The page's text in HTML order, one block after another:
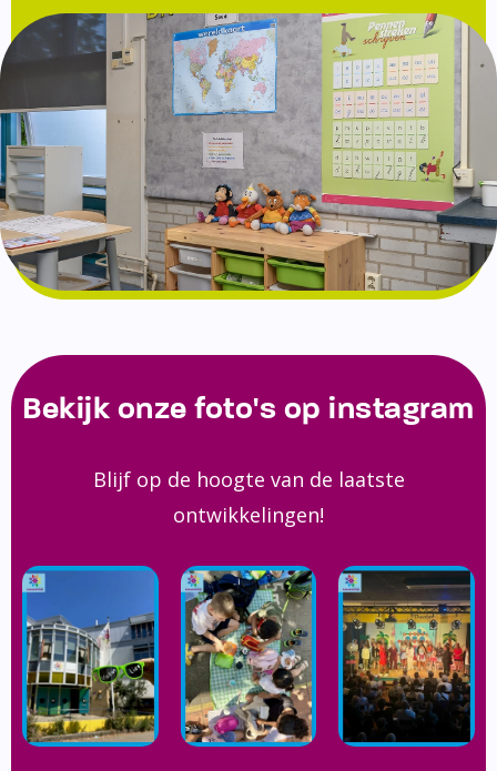
Bekijk onze foto's op instagram
Blijf op de hoogte van de laatste
ontwikkelingen!